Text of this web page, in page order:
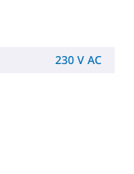
230 V AC